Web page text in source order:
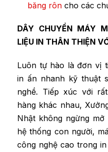
băng rôncho các
DÂY CHUYỀN MÁY
LIỆU IN THÂN THIỆN
Luôn tự hào là đơn vị
in ấn nhanh kỹ thuật
nghề. Tiếp xúc với
hàng khác nhau,
Nhật không ngừng
hệ thống con người,
công nghệ cao trong